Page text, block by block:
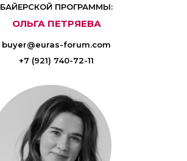
buyer@euras-forum.com
+7 (921) 740-72-11
ОЛЬГА ПЕТРЯЕВА
БАЙЕРСКОЙ ПРОГРАММЫ: